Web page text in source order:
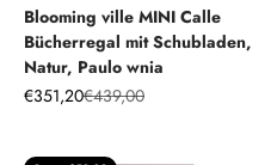
Blooming ville MINI Calle
Bücherregal mit Schubladen,
Natur, Paulo wnia
Angebot
€351,20Regulärer Preis
€439,00